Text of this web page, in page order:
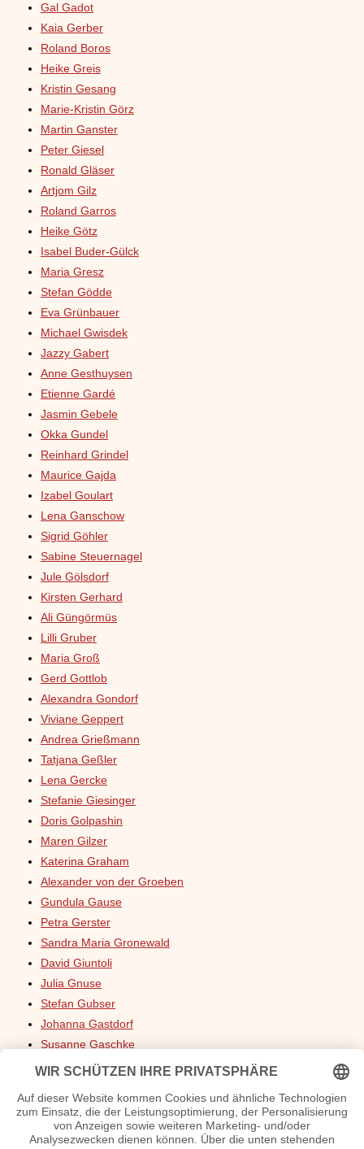
Gal Gadot
Kaia Gerber
Roland Boros
Heike Greis
Kristin Gesang
Marie-Kristin Görz
Martin Ganster
Peter Giesel
Ronald Gläser
Artjom Gilz
Roland Garros
Heike Götz
Isabel Buder-Gülck
Maria Gresz
Stefan Gödde
Eva Grünbauer
Michael Gwisdek
Jazzy Gabert
Anne Gesthuysen
Etienne Gardé
Jasmin Gebele
Okka Gundel
Reinhard Grindel
Maurice Gajda
Izabel Goulart
Lena Ganschow
Sigrid Göhler
Sabine Steuernagel
Jule Gölsdorf
Kirsten Gerhard
Ali Güngörmüs
Lilli Gruber
Maria Groß
Gerd Gottlob
Alexandra Gondorf
Viviane Geppert
Andrea Grießmann
Tatjana Geßler
Lena Gercke
Stefanie Giesinger
Doris Golpashin
Maren Gilzer
Katerina Graham
Alexander von der Groeben
Gundula Gause
Petra Gerster
Sandra Maria Gronewald
David Giuntoli
Julia Gnuse
Stefan Gubser
Johanna Gastdorf
Susanne Gaschke
Dana Golombek
Ilona Grübel
Carolyn Genzkow
Jorge González